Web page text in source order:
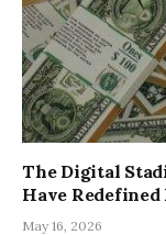
The Digital
Have
May 16, 2026